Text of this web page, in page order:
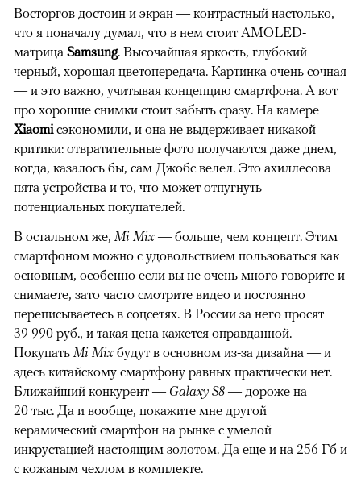
Восторгов достоин и экран — контрастный настолько,
что я поначалу думал, что в нем стоит AMOLED-
матрица Samsung. Высочайшая яркость, глубокий
черный, хорошая цветопередача. Картинка очень сочная
— и это важно, учитывая концепцию смартфона. А вот
про хорошие снимки стоит забыть сразу. На камере
Xiaomi сэкономили, и она не выдерживает никакой
критики: отвратительные фото получаются даже днем,
когда, казалось бы, сам Джобс велел. Это ахиллесова
пята устройства и то, что может отпугнуть
потенциальных покупателей.
В остальном же, Mi Mix — больше, чем концепт. Этим
смартфоном можно с удовольствием пользоваться как
основным, особенно если вы не очень много говорите и
снимаете, зато часто смотрите видео и постоянно
переписываетесь в соцсетях. В России за него просят
39 990 руб., и такая цена кажется оправданной.
Покупать Mi Mix будут в основном из-за дизайна — и
здесь китайскому смартфону равных практически нет.
Ближайший конкурент — Galaxy S8 — дороже на
20 тыс. Да и вообще, покажите мне другой
керамический смартфон на рынке с умелой
инкрустацией настоящим золотом. Да еще и на 256 Гб и
с кожаным чехлом в комплекте.